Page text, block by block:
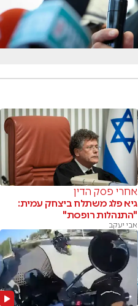
אחרי פסק הדין
גיא פלג משתלח ביצחק עמית:
"התנהלות רופסת"
אבי יעקב